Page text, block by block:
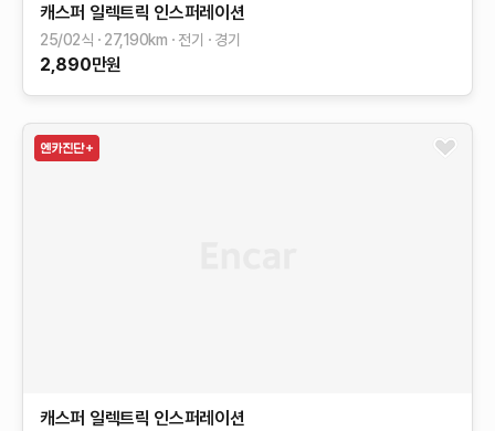
캐스퍼 일렉트릭 인스퍼레이션
25/02식 27,190km 전기 경기
2,890만원
캐스퍼 일렉트릭 인스퍼레이션